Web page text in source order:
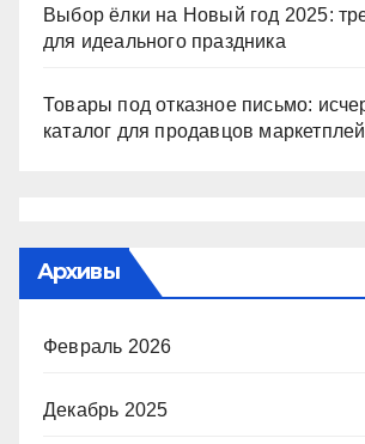
Выбор ёлки на Новый год 2025:
для идеального праздника
Товары под отказное письмо:
каталог для продавцов
Архивы
Февраль 2026
Декабрь 2025